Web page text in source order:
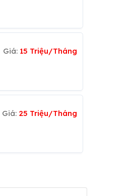
Giá: 15 Triệu/Tháng
Giá: 25 Triệu/Tháng